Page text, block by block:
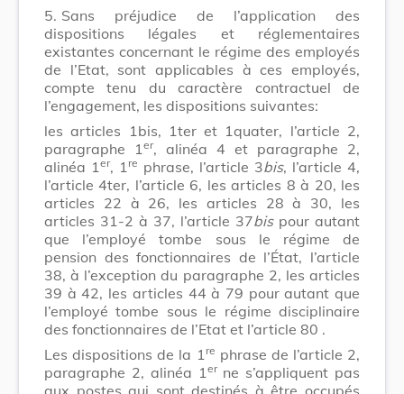
5. Sans préjudice de l’application des
dispositions légales et réglementaires
existantes concernant le régime des employés
de l’Etat, sont applicables à ces employés,
compte tenu du caractère contractuel de
l’engagement, les dispositions suivantes:
les articles 1bis, 1ter et 1quater, l’article 2,
paragraphe 1 er, alinéa 4 et paragraphe 2,
alinéa 1 er, 1 re phrase, l’article 3bis, l’article 4,
l’article 4ter, l’article 6, les articles 8 à 20, les
articles 22 à 26, les articles 28 à 30, les
articles 31-2 à 37, l’article 37bispour autant
que l’employé tombe sous le régime de
pension des fonctionnaires de l’État, l’article
38, à l’exception du paragraphe 2, les articles
39 à 42, les articles 44 à 79 pour autant que
l’employé tombe sous le régime disciplinaire
des fonctionnaires de l’Etat et l’article 80 .
Les dispositions de la 1 re phrase de l’article 2,
paragraphe 2, alinéa 1 erne s’appliquent pas
aux postes qui sont destinés à être occupés